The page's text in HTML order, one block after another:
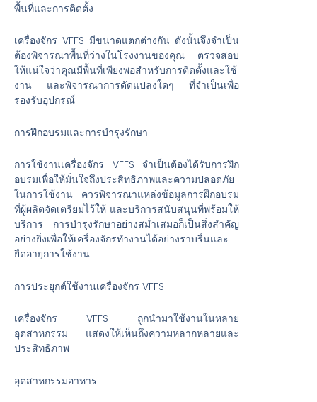
พื้นที่และการติดตั้ง
เครื่องจักร VFFS มีขนาดแตกต่างกัน ดังนั้นจึงจำเป็น
ต้องพิจารณาพื้นที่ว่างในโรงงานของคุณ ตรวจสอบ
ให้แน่ใจว่าคุณมีพื้นที่เพียงพอสำหรับการติดตั้งและใช้
งาน และพิจารณาการดัดแปลงใดๆ ที่จำเป็นเพื่อ
รองรับอุปกรณ์
การฝึกอบรมและการบำรุงรักษา
การใช้งานเครื่องจักร VFFS จำเป็นต้องได้รับการฝึก
อบรมเพื่อให้มั่นใจถึงประสิทธิภาพและความปลอดภัย
ในการใช้งาน ควรพิจารณาแหล่งข้อมูลการฝึกอบรม
ที่ผู้ผลิตจัดเตรียมไว้ให้ และบริการสนับสนุนที่พร้อมให้
บริการ การบำรุงรักษาอย่างสม่ำเสมอก็เป็นสิ่งสำคัญ
อย่างยิ่งเพื่อให้เครื่องจักรทำงานได้อย่างราบรื่นและ
ยืดอายุการใช้งาน
การประยุกต์ใช้งานเครื่องจักร VFFS
เครื่องจักร VFFS ถูกนำมาใช้งานในหลาย
อุตสาหกรรม แสดงให้เห็นถึงความหลากหลายและ
ประสิทธิภาพ
อุตสาหกรรมอาหาร